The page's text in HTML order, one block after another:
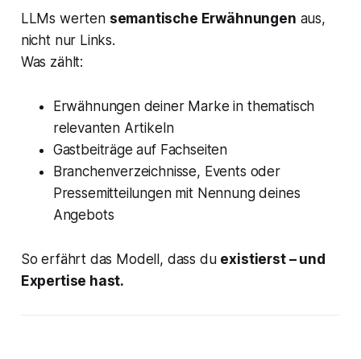
LLMs werten semantische Erwähnungen aus,
nicht nur Links.
Was zählt:
Erwähnungen deiner Marke in thematisch
relevanten Artikeln
Gastbeiträge auf Fachseiten
Branchenverzeichnisse, Events oder
Pressemitteilungen mit Nennung deines
Angebots
So erfährt das Modell, dass du existierst – und
Expertise hast.